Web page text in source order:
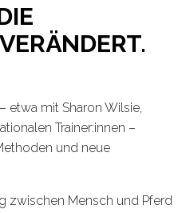
etwa mit Sharon Wilsie,
Trainer:innen –
und neue
zwischen Mensch und Pferd